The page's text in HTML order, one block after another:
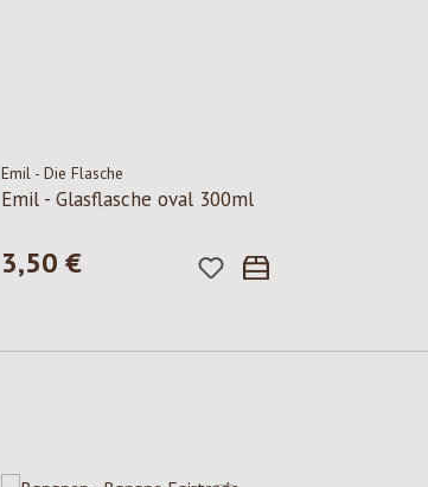
Emil - Die Flasche
Emil - Glasflasche oval 300ml
Regulärer Preis:
3,50 €